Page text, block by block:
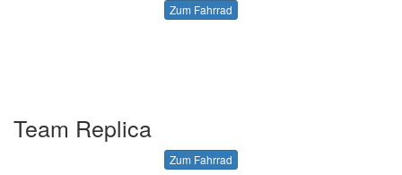
Zum Fahrrad
Team Replica
Zum Fahrrad